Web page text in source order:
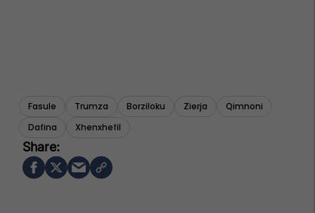
Fasule Trumza Borziloku Zierja
Qimnoni
Dafina
Xhenxhefil